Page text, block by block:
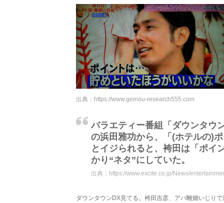
出典： https://www.geinou-research555.com
バラエティー番組「ダウンタウ
の浜田雅功から、「(ホテルの)
とイジられると、袴田は「ポイ
かり“ネタ”にしていた。
出典： https://www.excite.co.jp/News/
ダウンタウンDX見てる。袴田吉彦、アパ離婚いじり